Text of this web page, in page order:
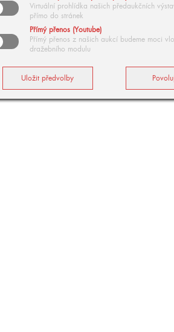
Virtuální prohlídka našich předaukčních
přímo do stránek
Přímý přenos (Youtube)
Přímý přenos z našich aukcí budeme moci
dražebního modulu